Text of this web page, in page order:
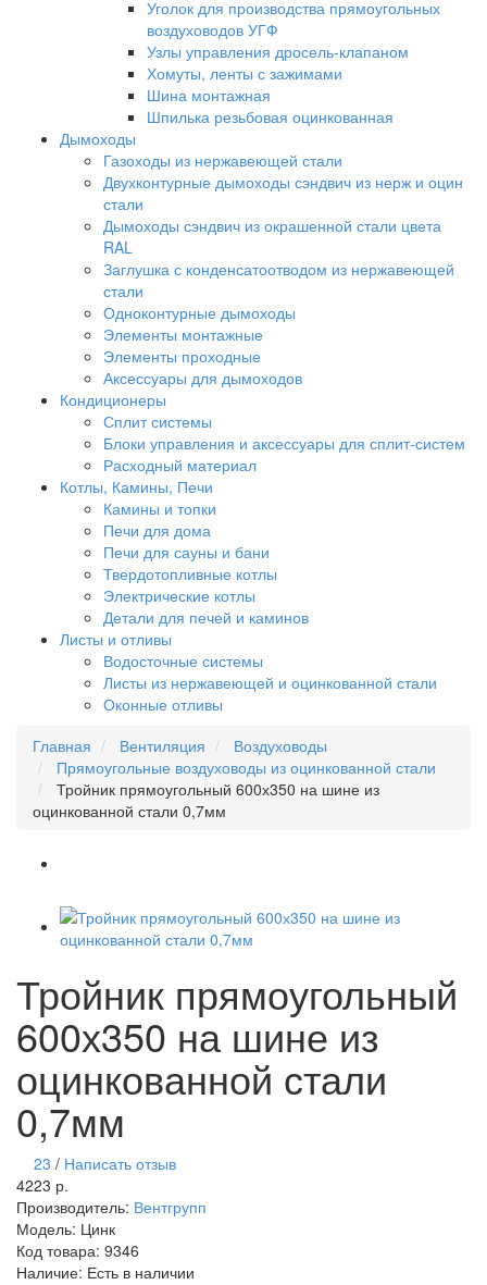
Уголок для производства прямоугольных
воздуховодов УГФ
Узлы управления дросель-клапаном
Хомуты, ленты с зажимами
Шина монтажная
Шпилька резьбовая оцинкованная
Дымоходы
Газоходы из нержавеющей стали
Двухконтурные дымоходы сэндвич из нерж и оцин
стали
Дымоходы сэндвич из окрашенной стали цвета
RAL
Заглушка с конденсатоотводом из нержавеющей
стали
Одноконтурные дымоходы
Элементы монтажные
Элементы проходные
Аксессуары для дымоходов
Кондиционеры
Сплит системы
Блоки управления и аксессуары для сплит-систем
Расходный материал
Котлы, Камины, Печи
Камины и топки
Печи для дома
Печи для сауны и бани
Твердотопливные котлы
Электрические котлы
Детали для печей и каминов
Листы и отливы
Водосточные системы
Листы из нержавеющей и оцинкованной стали
Оконные отливы
Главная
Вентиляция
Воздуховоды
Прямоугольные воздуховоды из оцинкованной стали
Тройник прямоугольный 600х350 на шине из
оцинкованной стали 0,7мм
Тройник прямоугольный
600х350 на шине из
оцинкованной стали
0,7мм
23 / Написать отзыв
4223 р.
Производитель: Вентгрупп
Модель: Цинк
Код товара: 9346
Наличие: Есть в наличии